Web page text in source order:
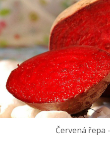
Červená řepa